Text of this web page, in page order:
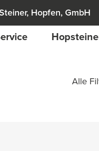
Hopfen, GmbH
Alle